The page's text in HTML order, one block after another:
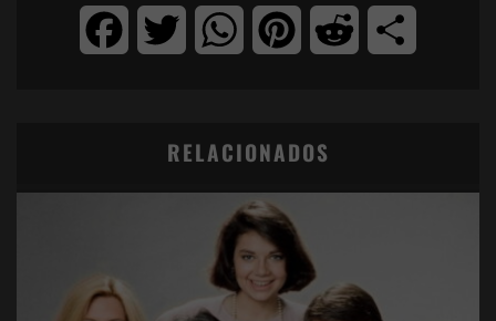
FacebookTwitter WhatsAppPinterest Reddit
RELACIONADOS